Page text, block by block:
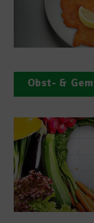
Obst- &